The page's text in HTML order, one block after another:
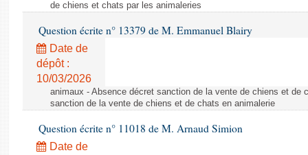
de chiens et chats par les animaleries
Question écrite n° 13379 de M. Emmanuel Blairy
Date de
dépôt :
10/03/2026
animaux - Absence décret sanction de la vente de chiens et de
sanction de la vente de chiens et de chats en animalerie
Question écrite n° 11018 de M. Arnaud Simion
Date de